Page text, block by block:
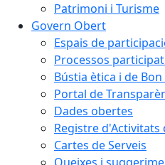
Patrimoni i Turisme
Govern Obert
Espais de
Processos
Bústia ètica i de
Portal de
Dades obertes
Registre d'Activitats
Cartes de Serveis